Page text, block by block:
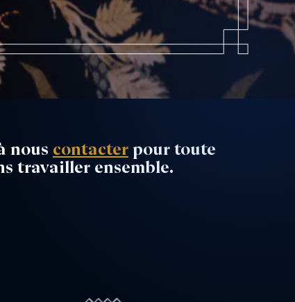
nous contacter pour toute
travailler ensemble.